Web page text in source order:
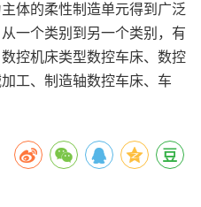
体的柔性制造单元得到广泛
一个类别到另一个类别，有
控机床类型数控车床、数控
工、制造轴数控车床、车